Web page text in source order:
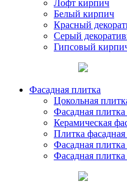
Лофт кирпич
Белый кирпич
Красный
Серый
Гипсовый
Фасадная плитка
Цокольная
Фасадная
Керамическая
Плитка
Фасадная
Фасадная плитка